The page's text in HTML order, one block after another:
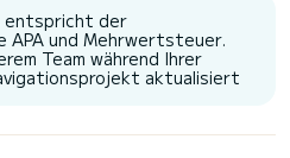
3 Toiletten mit Dusche.
Ausrüstung
WLAN und Internet,
entspricht der
APA und Mehrwertsteuer.
Team während Ihrer
aktualisiert